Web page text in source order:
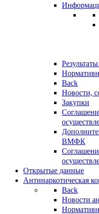
Back
Новости,
Закупки
ВМФК
Открытые данные
Антинаркотическая
Back
Новости